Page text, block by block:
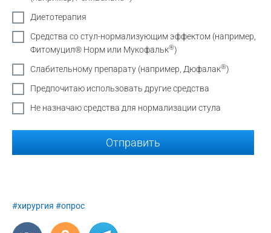
Диетотерапия
Средства со стул-нормализующим эффектом (например,
Фитомуцил® Норм или Мукофальк®)
Слабительному препарату (например, Дюфалак®)
Предпочитаю использовать другие средства
Не назначаю средства для нормализации стула
Отправить
#хирургия #опрос